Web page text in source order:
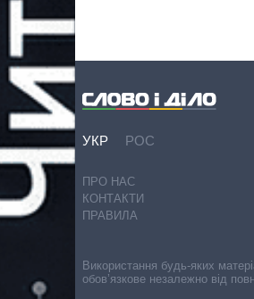
УКР РОС
ПРО НАС
КОНТАКТИ
ПРАВИЛА
Використання будь-яких
обов’язкове незалежно від